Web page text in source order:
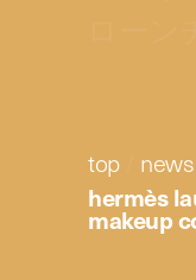
top/ news
hermès
makeup